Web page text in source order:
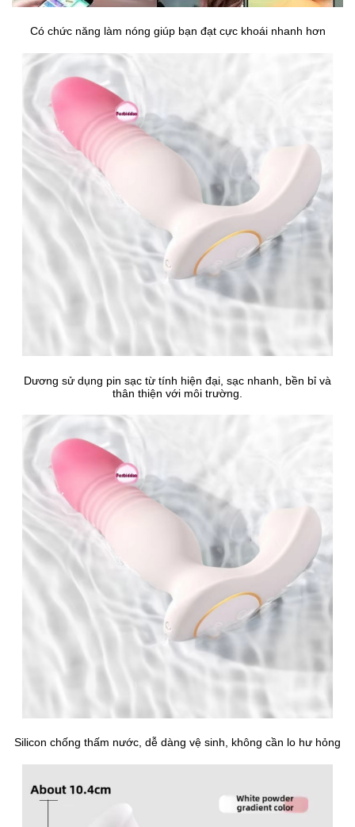
Có chức năng làm nóng giúp bạn đạt cực khoái nhanh hơn
Dương sử dụng pin sạc từ tính hiện đại, sạc nhanh, bền bỉ và
thân thiện với môi trường.
Silicon chống thấm nước, dễ dàng vệ sinh, không cần lo hư hỏng